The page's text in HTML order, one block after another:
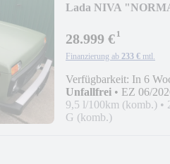
Lada NIVA
28.999 €¹
Finanzierung ab 233 € mtl.
Verfügbarkeit: In 6
Unfallfrei • EZ 06/
9,5 l/100km (komb.) •
G (komb.)